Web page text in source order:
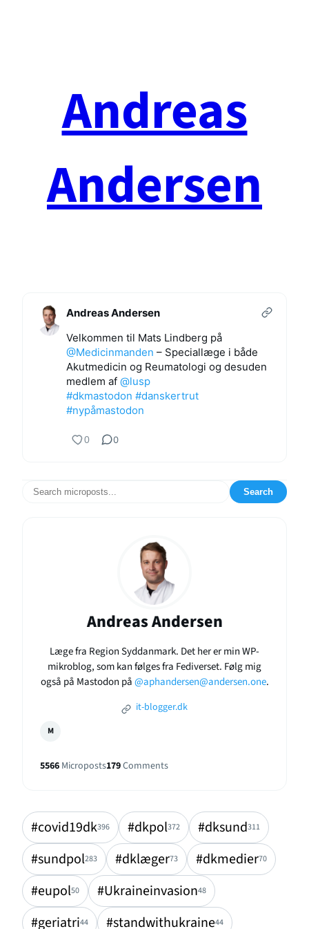
Andreas
Andersen
Andreas Andersen
Velkommen til Mats Lindberg på
@Medicinmanden – Speciallæge i både
Akutmedicin og Reumatologi og desuden
medlem af @lusp
#dkmastodon #danskertrut
#nypåmastodon
0 0
Search
Andreas Andersen
Læge fra Region Syddanmark. Det her er min WP-
mikroblog, som kan følges fra Fediverset. Følg mig
også på Mastodon på@aphandersen@andersen.one.
it-blogger.dk
M
5566 Microposts179Comments
#covid19dk396 #dkpol372 #dksund311
#sundpol283 #dklæger73 #dkmedier70
#eupol50 #Ukraineinvasion48
#geriatri44 #standwithukraine44